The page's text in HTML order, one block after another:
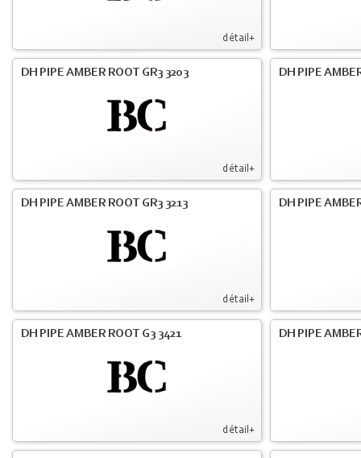
détail+
détail+
DH PIPE AMBER ROOT GR3 3203 DH PIPE
détail+
DH PIPE AMBER ROOT GR3 3213 DH PIPE
détail+
DH PIPE AMBER ROOT G3 3421 DH PIPE